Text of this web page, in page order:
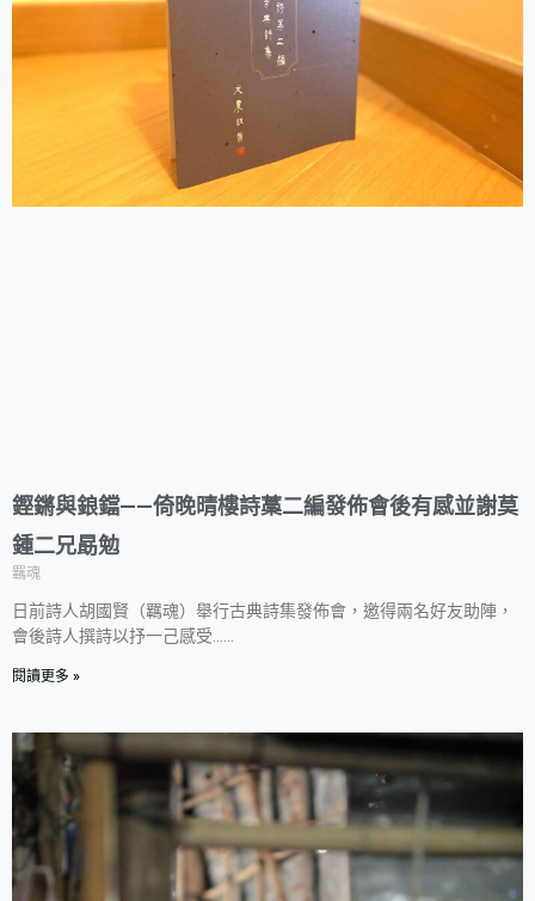
鏗鏘與鋃鐺——倚晚晴樓詩藁二編發佈會後有感並謝莫
鍾二兄勗勉
羈魂
日前詩人胡國賢（羈魂）舉行古典詩集發佈會，邀得兩名好友助陣，
會後詩人撰詩以抒一己感受……
閱讀更多 »